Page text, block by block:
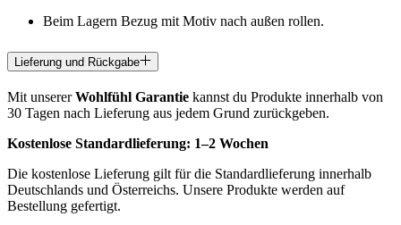
Beim Lagern Bezug mit Motiv nach außen rollen.
Lieferung und Rückgabe
Mit unsererWohlfühl Garantie kannst du Produkte innerhalb von
30 Tagen nach Lieferung aus jedem Grund zurückgeben.
Kostenlose Standardlieferung: 1–2 Wochen
Die kostenlose Lieferung gilt für die Standardlieferung innerhalb
Deutschlands und Österreichs. Unsere Produkte werden auf
Bestellung gefertigt.